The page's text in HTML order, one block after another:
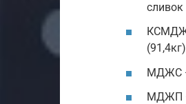
КСМДЖ
МДЖС
МДЖП